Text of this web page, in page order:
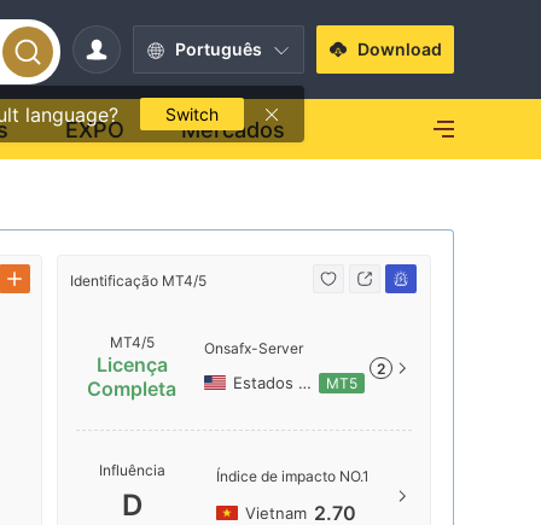
Português
language? Switch
Download
EXPO Mercados
Identificação MT4/5
MT4/5
Licença
Completa
Onsafx-Server
Estados Unidos MT5
2
Influência
D
Índice de impacto NO.1
Vietnam 2.70